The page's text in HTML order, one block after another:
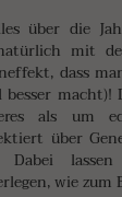
über die
mit
dass
macht)!
als um
über
Dabei
wie zum